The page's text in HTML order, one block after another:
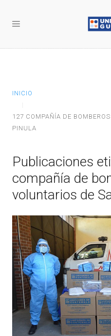
INICIO
127 COMPAÑÍA DE
PINULA
Publicaciones
compañía de
voluntarios de